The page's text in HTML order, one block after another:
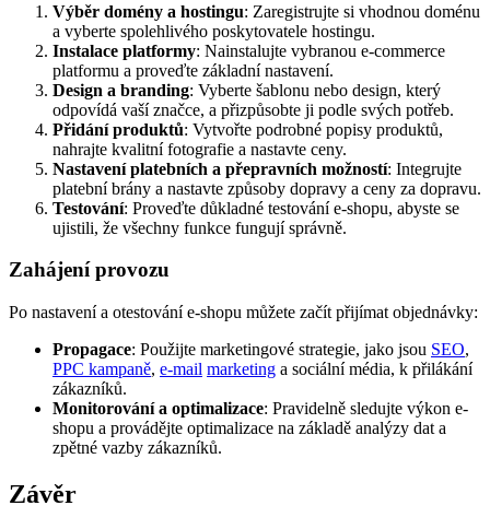
Výběr domény a hostingu: Zaregistrujte si vhodnou doménu
a vyberte spolehlivého poskytovatele hostingu.
Instalace platformy: Nainstalujte vybranou e-commerce
platformu a proveďte základní nastavení.
Design a branding: Vyberte šablonu nebo design, který
odpovídá vaší značce, a přizpůsobte ji podle svých potřeb.
Přidání produktů: Vytvořte podrobné popisy produktů,
nahrajte kvalitní fotografie a nastavte ceny.
Nastavení platebních a přepravních možností: Integrujte
platební brány a nastavte způsoby dopravy a ceny za dopravu.
Testování: Proveďte důkladné testování e-shopu, abyste se
ujistili, že všechny funkce fungují správně.
Zahájení provozu
Po nastavení a otestování e-shopu můžete začít přijímat objednávky:
Propagace: Použijte marketingové strategie, jako jsou SEO,
PPC kampaně, e-mail marketing a sociální média, k přilákání
zákazníků.
Monitorování a optimalizace: Pravidelně sledujte výkon e-
shopu a provádějte optimalizace na základě analýzy dat a
zpětné vazby zákazníků.
Závěr